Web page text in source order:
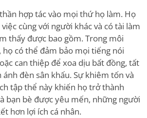
hợp tác vào mọi thứ họ làm. Họ
cùng với người khác và có tài làm
thấy được bao gồm. Trong môi
có thể đảm bảo mọi tiếng nói
can thiệp để xoa dịu bất đồng, tất
đèn sân khấu. Sự khiêm tốn và
tập thể này khiến họ trở thành
bạn bè được yêu mến, những người
hơn lợi ích cá nhân.